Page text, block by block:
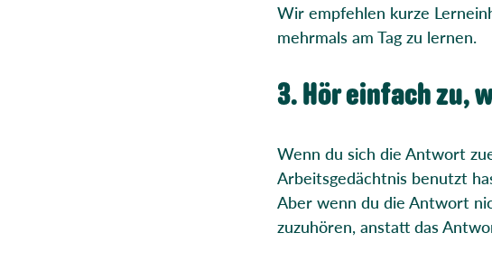
Wir empfehlen kurze
mehrmals am Tag zu lernen.
3. Hör einfach zu,
Wenn du sich die Antwort
Arbeitsgedächtnis benutzt
Aber wenn du die Antwort
zuzuhören, anstatt das